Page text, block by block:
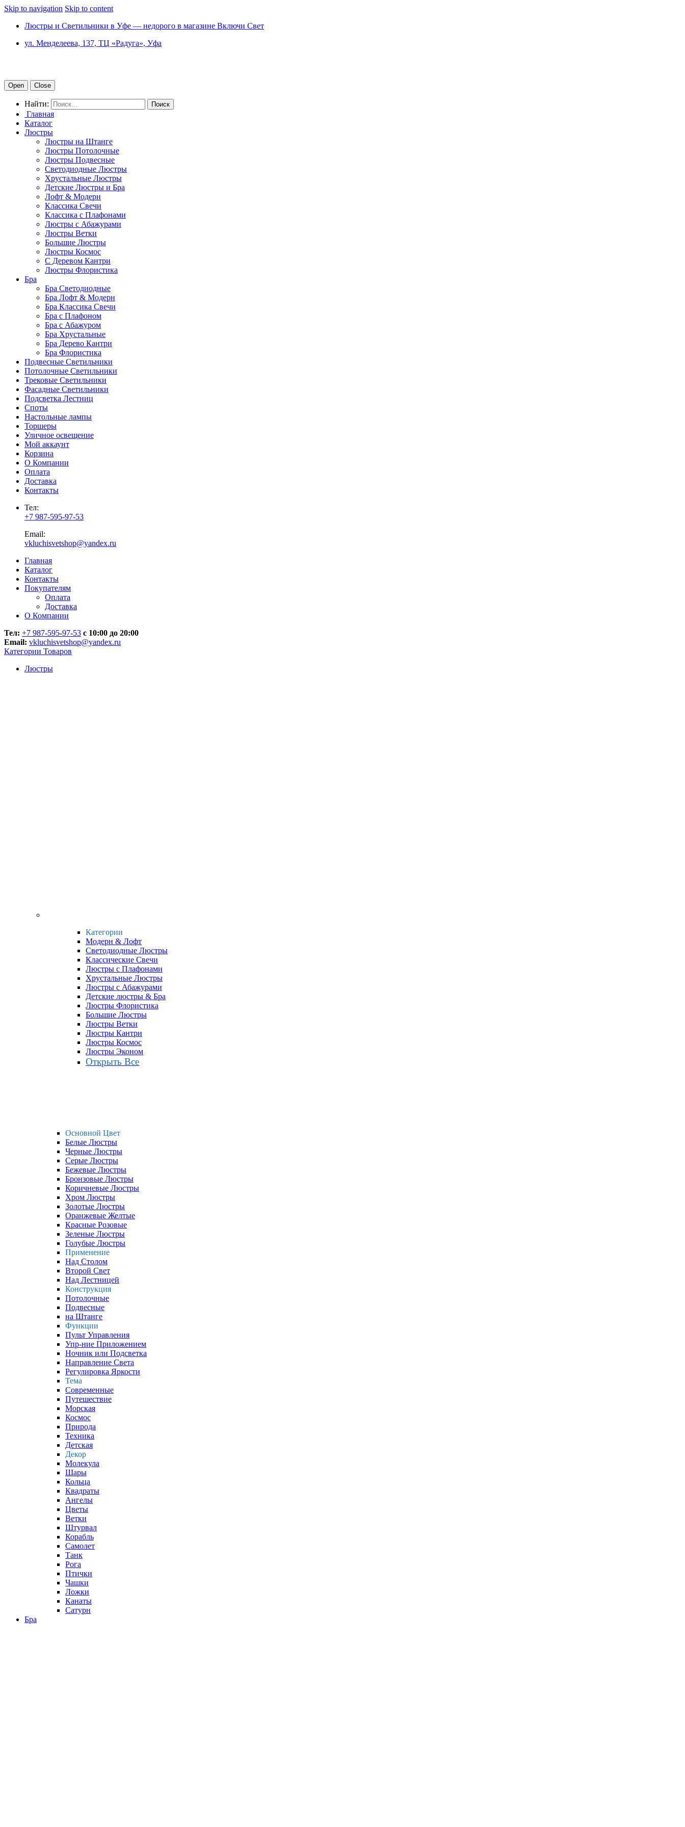
Skip to navigation Skip to content
Люстры и Светильники в Уфе — недорого в магазине Включи Свет
ул. Менделеева, 137, ТЦ «Радуга», Уфа
Open Close
Найти:
Главная
Каталог
Люстры
Люстры на Штанге
Люстры Потолочные
Люстры Подвесные
Светодиодные Люстры
Хрустальные Люстры
Детские Люстры и Бра
Лофт & Модерн
Классика Свечи
Классика с Плафонами
Люстры с Абажурами
Люстры Ветки
Большие Люстры
Люстры Космос
С Деревом Кантри
Люстры Флористика
Бра
Бра Светодиодные
Бра Лофт & Модерн
Бра Классика Свечи
Бра с Плафоном
Бра с Абажуром
Бра Хрустальные
Бра Дерево Кантри
Бра Флористика
Подвесные Светильники
Потолочные Светильники
Трековые Светильники
Фасадные Светильники
Подсветка Лестниц
Споты
Настольные лампы
Торшеры
Уличное освещение
Мой аккаунт
Корзина
О Компании
Оплата
Доставка
Контакты
Тел:
+7 987-595-97-53
Email:
vkluchisvetshop@yandex.ru
Главная
Каталог
Контакты
Покупателям
Оплата
Доставка
О Компании
Тел: +7 987-595-97-53 с 10:00 до 20:00
Email: vkluchisvetshop@yandex.ru
Категории Товаров
Люстры
Категории
Модерн & Лофт
Светодиодные Люстры
Классические Свечи
Люстры с Плафонами
Хрустальные Люстры
Люстры с Абажурами
Детские люстры & Бра
Люстры Флористика
Большие Люстры
Люстры Ветки
Люстры Кантри
Люстры Космос
Люстры Эконом
Открыть Все
Основной Цвет
Белые Люстры
Черные Люстры
Серые Люстры
Бежевые Люстры
Бронзовые Люстры
Коричневые Люстры
Хром Люстры
Золотые Люстры
Оранжевые Желтые
Красные Розовые
Зеленые Люстры
Голубые Люстры
Применение
Над Столом
Второй Свет
Над Лестницей
Конструкция
Потолочные
Подвесные
на Штанге
Функции
Пульт Управления
Упр-ние Приложением
Ночник или Подсветка
Направление Света
Регулировка Яркости
Тема
Современные
Путешествие
Морская
Космос
Природа
Техника
Детская
Декор
Молекула
Шары
Кольца
Квадраты
Ангелы
Цветы
Ветки
Штурвал
Корабль
Самолет
Танк
Рога
Птички
Чашки
Ложки
Канаты
Сатурн
Бра